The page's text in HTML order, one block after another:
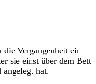
die Vergangenheit ein
sie einst über dem Bett
angelegt hat.